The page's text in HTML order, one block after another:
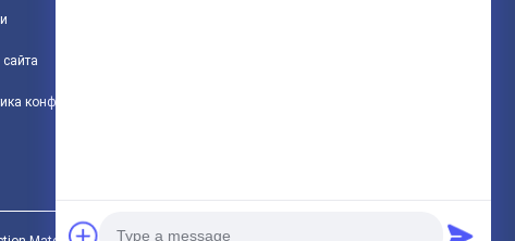
Хорошая качественная
сайта